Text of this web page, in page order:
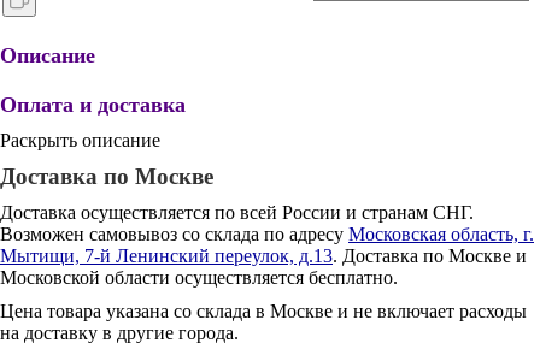
Описание
Оплата и доставка
Раскрыть описание
Доставка по Москве
Доставка осуществляется по всей России и странам СНГ.
Возможен самовывоз со склада по адресу Московская область, г.
Мытищи, 7-й Ленинский переулок, д.13. Доставка по Москве и
Московской области осуществляется бесплатно.
Цена товара указана со склада в Москве и не включает расходы
на доставку в другие города.